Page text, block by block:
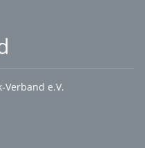
e.V.